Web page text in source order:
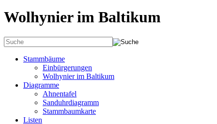
Wolhynier im Baltikum
Stammbäume
Einbürgerungen
Wolhynier im Baltikum
Diagramme
Ahnentafel
Sanduhrdiagramm
Stammbaumkarte
Listen